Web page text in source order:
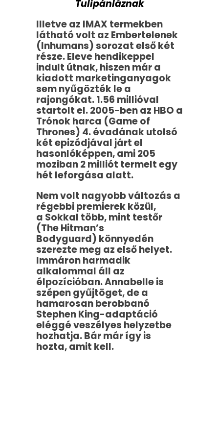
Tulipánláznak
Illetve az IMAX termekben
látható volt az Embertelenek
(Inhumans) sorozat első két
része. Eleve hendikeppel
indult útnak, hiszen már a
kiadott marketinganyagok
sem nyűgözték le a
rajongókat. 1.56 millióval
startolt el. 2005-ben az HBO a
Trónok harca (Game of
Thrones) 4. évadának utolsó
két epizódjával járt el
hasonlóképpen, ami 205
moziban 2 milliót termelt egy
hét leforgása alatt.
Nem volt nagyobb változás a
régebbi premierek közül,
a Sokkal több, mint testőr
(The Hitman’s
Bodyguard) könnyedén
szerezte meg az első helyet.
Immáron harmadik
alkalommal áll az
élpozícióban. Annabelle is
szépen gyűjtöget, de a
hamarosan berobbanó
Stephen King-adaptáció
eléggé veszélyes helyzetbe
hozhatja. Bár már így is
hozta, amit kell.